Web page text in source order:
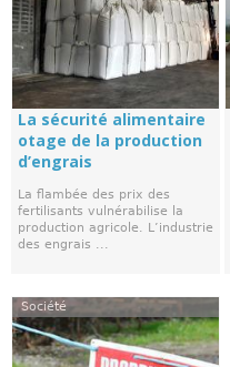
La sécurité alimentaire
otage de la production
d’engrais
La flambée des prix des
fertilisants vulnérabilise la
production agricole. L’industrie
des engrais ...
Société